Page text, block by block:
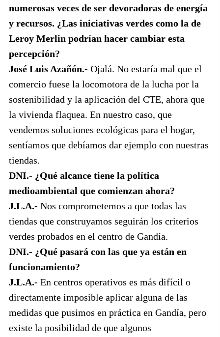
numerosas veces de ser devoradoras de energía
y recursos. ¿Las iniciativas verdes como la de
Leroy Merlin podrían hacer cambiar esta
percepción?
José Luis Azañón.- Ojalá. No estaría mal que el
comercio fuese la locomotora de la lucha por la
sostenibilidad y la aplicación del CTE, ahora que
la vivienda flaquea. En nuestro caso, que
vendemos soluciones ecológicas para el hogar,
sentíamos que debíamos dar ejemplo con nuestras
tiendas.
DNI.- ¿Qué alcance tiene la política
medioambiental que comienzan ahora?
J.L.A.- Nos comprometemos a que todas las
tiendas que construyamos seguirán los criterios
verdes probados en el centro de Gandía.
DNI.- ¿Qué pasará con las que ya están en
funcionamiento?
J.L.A.- En centros operativos es más difícil o
directamente imposible aplicar alguna de las
medidas que pusimos en práctica en Gandía, pero
existe la posibilidad de que algunos